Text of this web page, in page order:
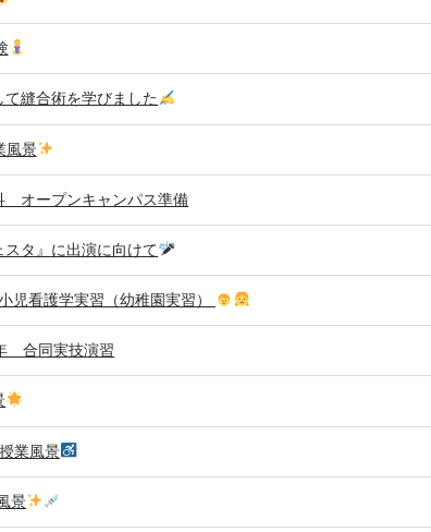
縫合術を学びました
風景
オープンキャンパス準備
スタ』に出演に向けて
児看護学実習（幼稚園実習）
合同実技演習
業風景
景